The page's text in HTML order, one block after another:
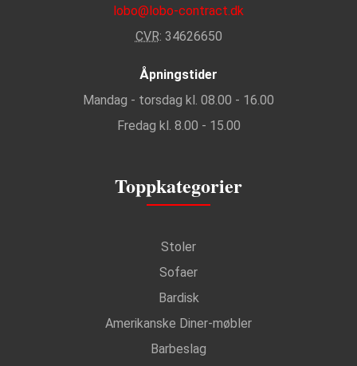
lobo@lobo-contract.dk
CVR: 34626650
Åpningstider
Mandag - torsdag kl. 08.00 - 16.00
Fredag kl. 8.00 - 15.00
Toppkategorier
Stoler
Sofaer
Bardisk
Amerikanske Diner-møbler
Barbeslag